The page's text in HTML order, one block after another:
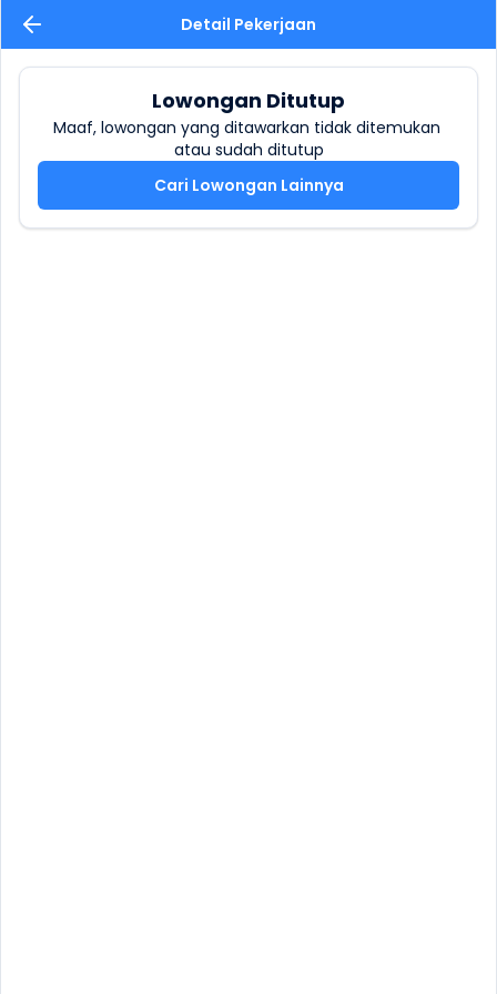
Detail Pekerjaan
Lowongan Ditutup
Maaf, lowongan yang ditawarkan tidak ditemukan
atau sudah ditutup
Cari Lowongan Lainnya